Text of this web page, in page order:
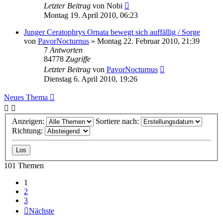
Letzter Beitrag von Nobi
Montag 19. April 2010, 06:23
Junger Ceratophrys Ornata bewegt sich auffällig / Sorge
von PavorNocturnus » Montag 22. Februar 2010, 21:39
7 Antworten
84778 Zugriffe
Letzter Beitrag von PavorNocturnus
Dienstag 6. April 2010, 19:26
Neues Thema
Anzeigen:
Sortiere nach:
Richtung:
101 Themen
1
2
3
Nächste